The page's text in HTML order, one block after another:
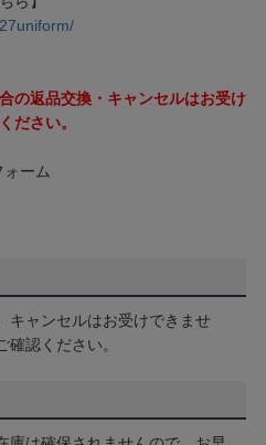
の返品交換・キャンセルはお受け
ださい。
ーム
キャンセルはお受けできませ
確認ください。